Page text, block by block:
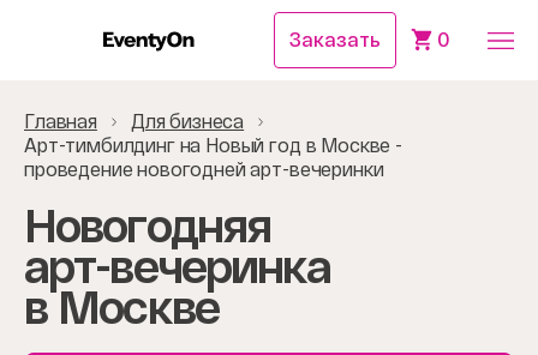
Заказать 0
Главная
Для бизнеса
Арт-тимбилдинг на Новый год в Москве -
проведение новогодней арт-вечеринки
Новогодняя
арт-вечеринка
в Москве